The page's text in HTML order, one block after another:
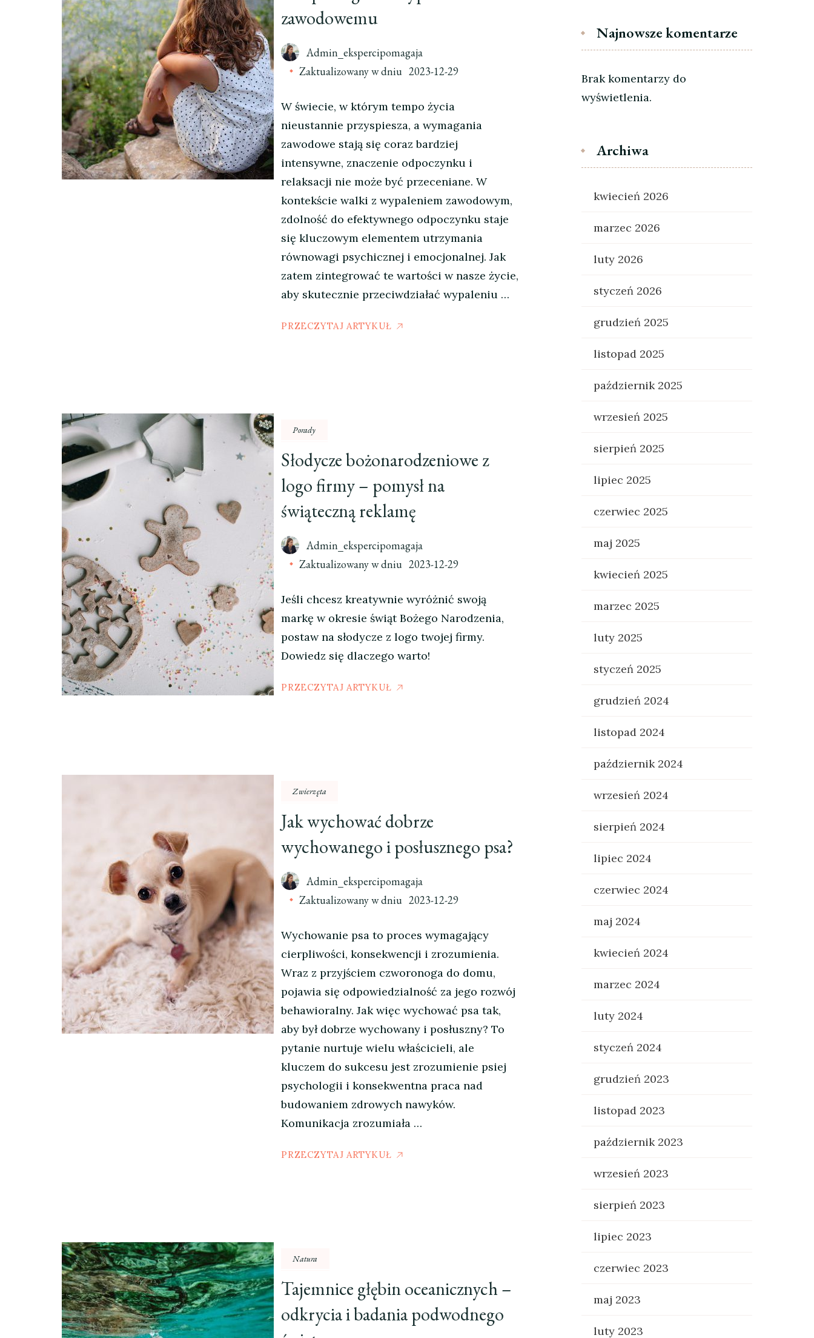
zawodowemu
Admin_ekspercipomagaja
Zaktualizowany w dniu 2023-12-29
W świecie, w którym tempo życia
nieustannie przyspiesza, a wymagania
zawodowe stają się coraz bardziej
intensywne, znaczenie odpoczynku i
relaksacji nie może być przeceniane. W
kontekście walki z wypaleniem zawodowym,
zdolność do efektywnego odpoczynku staje
się kluczowym elementem utrzymania
równowagi psychicznej i emocjonalnej. Jak
zatem zintegrować te wartości w nasze życie,
aby skutecznie przeciwdziałać wypaleniu …
PRZECZYTAJ ARTYKUŁ
Porady
Słodycze bożonarodzeniowe z
logo firmy – pomysł na
świąteczną reklamę
Admin_ekspercipomagaja
Zaktualizowany w dniu 2023-12-29
Jeśli chcesz kreatywnie wyróżnić swoją
markę w okresie świąt Bożego Narodzenia,
postaw na słodycze z logo twojej firmy.
Dowiedz się dlaczego warto!
PRZECZYTAJ ARTYKUŁ
Zwierzęta
Jak wychować dobrze
wychowanego i posłusznego psa?
Admin_ekspercipomagaja
Zaktualizowany w dniu 2023-12-29
Wychowanie psa to proces wymagający
cierpliwości, konsekwencji i zrozumienia.
Wraz z przyjściem czworonoga do domu,
pojawia się odpowiedzialność za jego rozwój
behawioralny. Jak więc wychować psa tak,
aby był dobrze wychowany i posłuszny? To
pytanie nurtuje wielu właścicieli, ale
kluczem do sukcesu jest zrozumienie psiej
psychologii i konsekwentna praca nad
budowaniem zdrowych nawyków.
Komunikacja zrozumiała …
PRZECZYTAJ ARTYKUŁ
Natura
Tajemnice głębin oceanicznych –
odkrycia i badania podwodnego
Najnowsze komentarze
Brak komentarzy do
wyświetlenia.
Archiwa
kwiecień 2026
marzec 2026
luty 2026
styczeń 2026
grudzień 2025
listopad 2025
październik 2025
wrzesień 2025
sierpień 2025
lipiec 2025
czerwiec 2025
maj 2025
kwiecień 2025
marzec 2025
luty 2025
styczeń 2025
grudzień 2024
listopad 2024
październik 2024
wrzesień 2024
sierpień 2024
lipiec 2024
czerwiec 2024
maj 2024
kwiecień 2024
marzec 2024
luty 2024
styczeń 2024
grudzień 2023
listopad 2023
październik 2023
wrzesień 2023
sierpień 2023
lipiec 2023
czerwiec 2023
maj 2023
luty 2023